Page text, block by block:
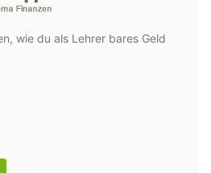
wie du als Lehrer bares Geld